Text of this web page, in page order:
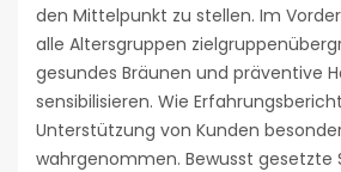
den Mittelpunkt zu stellen. Im
alle Altersgruppen
gesundes Bräunen und präventive
sensibilisieren. Wie
Unterstützung von Kunden
wahrgenommen. Bewusst gesetzte